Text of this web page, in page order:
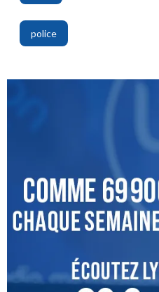
,
police